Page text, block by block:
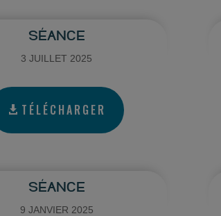
SÉANCE
3 JUILLET 2025
TÉLÉCHARGER
SÉANCE
9 JANVIER 2025